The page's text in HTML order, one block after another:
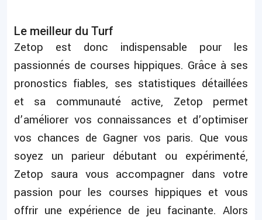
Le meilleur du Turf
Zetop est donc indispensable pour les
passionnés de courses hippiques. Grâce à ses
pronostics fiables, ses statistiques détaillées
et sa communauté active, Zetop permet
d’améliorer vos connaissances et d’optimiser
vos chances de Gagner vos paris. Que vous
soyez un parieur débutant ou expérimenté,
Zetop saura vous accompagner dans votre
passion pour les courses hippiques et vous
offrir une expérience de jeu facinante. Alors